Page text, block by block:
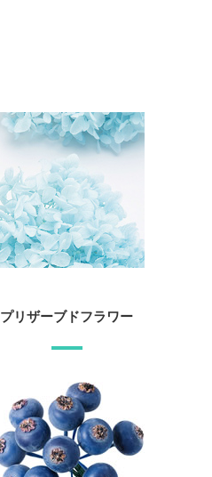
プリザーブドフラワー